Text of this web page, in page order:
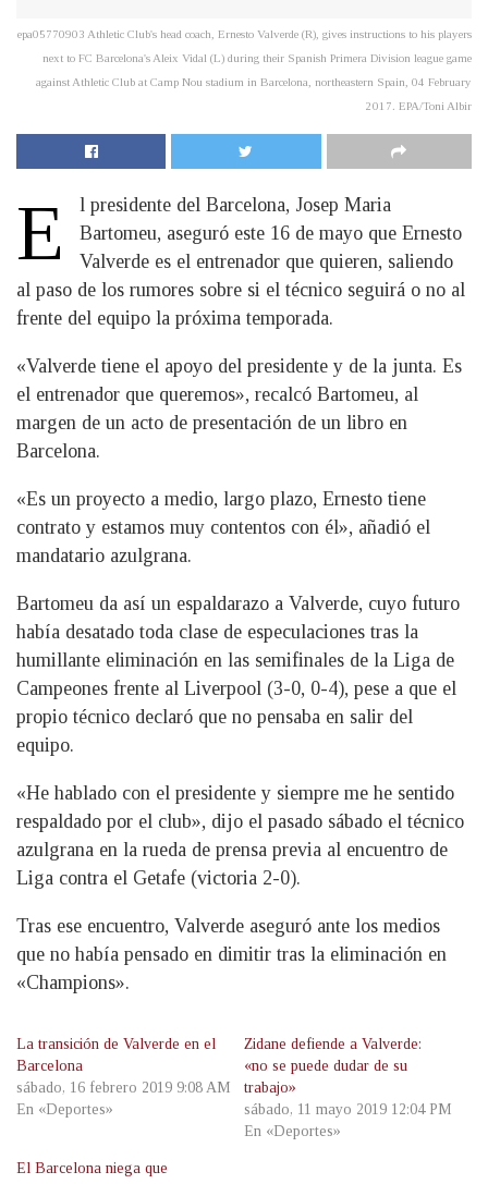
epa05770903 Athletic Club's head coach, Ernesto Valverde (R), gives instructions to his players
next to FC Barcelona's Aleix Vidal (L) during their Spanish Primera Division league game
against Athletic Club at Camp Nou stadium in Barcelona, northeastern Spain, 04 February
2017. EPA/Toni Albir
E
l presidente del Barcelona, Josep Maria
Bartomeu, aseguró este 16 de mayo que Ernesto
Valverde es el entrenador que quieren, saliendo
al paso de los rumores sobre si el técnico seguirá o no al
frente del equipo la próxima temporada.
«Valverde tiene el apoyo del presidente y de la junta. Es
el entrenador que queremos», recalcó Bartomeu, al
margen de un acto de presentación de un libro en
Barcelona.
«Es un proyecto a medio, largo plazo, Ernesto tiene
contrato y estamos muy contentos con él», añadió el
mandatario azulgrana.
Bartomeu da así un espaldarazo a Valverde, cuyo futuro
había desatado toda clase de especulaciones tras la
humillante eliminación en las semifinales de la Liga de
Campeones frente al Liverpool (3-0, 0-4), pese a que el
propio técnico declaró que no pensaba en salir del
equipo.
«He hablado con el presidente y siempre me he sentido
respaldado por el club», dijo el pasado sábado el técnico
azulgrana en la rueda de prensa previa al encuentro de
Liga contra el Getafe (victoria 2-0).
Tras ese encuentro, Valverde aseguró ante los medios
que no había pensado en dimitir tras la eliminación en
«Champions».
La transición de Valverde en el
Barcelona
sábado, 16 febrero 2019 9:08 AM
En «Deportes»
Zidane defiende a Valverde:
«no se puede dudar de su
trabajo»
sábado, 11 mayo 2019 12:04 PM
En «Deportes»
El Barcelona niega que